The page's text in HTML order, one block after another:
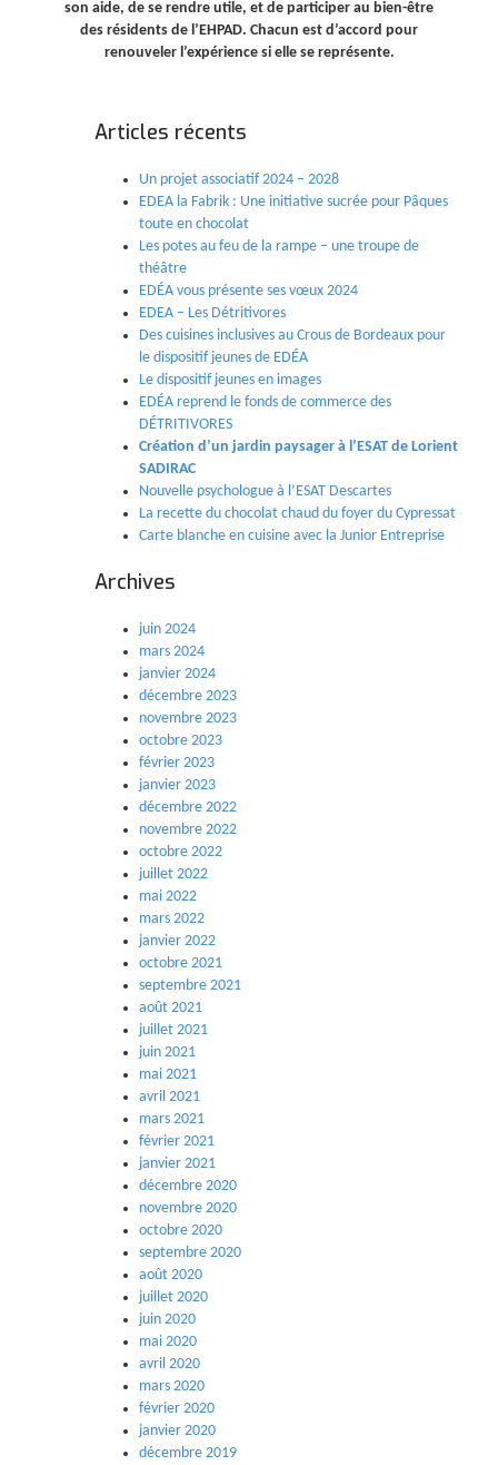
son aide, de se rendre utile, et de participer au bien-être
des résidents de l’EHPAD. Chacun est d’accord pour
renouveler l’expérience si elle se représente.
Articles récents
Un projet associatif 2024 – 2028
EDEA la Fabrik : Une initiative sucrée pour Pâques
toute en chocolat
Les potes au feu de la rampe – une troupe de
théâtre
EDÉA vous présente ses vœux 2024
EDEA – Les Détritivores
Des cuisines inclusives au Crous de Bordeaux pour
le dispositif jeunes de EDÉA
Le dispositif jeunes en images
EDÉA reprend le fonds de commerce des
DÉTRITIVORES
Création d’un jardin paysager à l’ESAT de Lorient
SADIRAC
Nouvelle psychologue à l’ESAT Descartes
La recette du chocolat chaud du foyer du Cypressat
Carte blanche en cuisine avec la Junior Entreprise
Archives
juin 2024
mars 2024
janvier 2024
décembre 2023
novembre 2023
octobre 2023
février 2023
janvier 2023
décembre 2022
novembre 2022
octobre 2022
juillet 2022
mai 2022
mars 2022
janvier 2022
octobre 2021
septembre 2021
août 2021
juillet 2021
juin 2021
mai 2021
avril 2021
mars 2021
février 2021
janvier 2021
décembre 2020
novembre 2020
octobre 2020
septembre 2020
août 2020
juillet 2020
juin 2020
mai 2020
avril 2020
mars 2020
février 2020
janvier 2020
décembre 2019